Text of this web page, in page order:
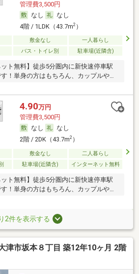
管理費3,500円
なし
なし
4階 / 1LDK（43.7m2）
敷金なし
一人暮らし
バス・トイレ別 駐車場(近隣含)
ット無料】徒歩5分圏内に新快速停車駅
！単身の方はもちろん、カップルや新
4.90万円
管理費3,500円
なし
なし
2階 / 2DK（43.7m2）
敷金なし
二人暮らし
駐車場(近隣含) インターネット無料
ット無料】徒歩5分圏内に新快速停車駅
！単身の方はもちろん、カップルや新
2件を表示する
津市坂本８丁目 築12年10ヶ月 2階